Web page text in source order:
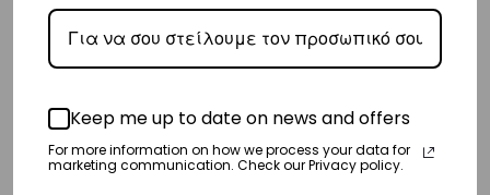
Shop
Emotions
Keep me up to date on news and offers
For more information on how we process your data for
marketing communication. Check our Privacy policy.